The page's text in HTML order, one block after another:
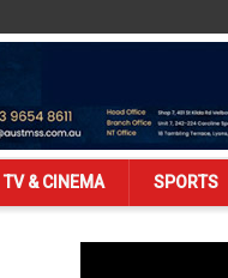
TV & CINEMA SPORTS